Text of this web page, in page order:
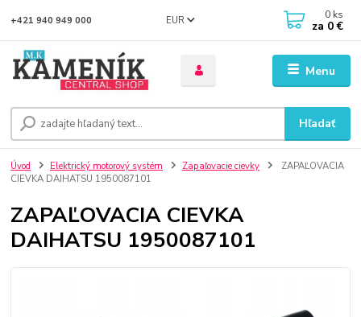
Menu
EUR
Hľadať
+421 940 949 000 0 ks
za 0 €
Úvod Elektrický motorový systém Zapaľovacie cievky
ZAPAĽOVACIA
CIEVKA DAIHATSU 1950087101
ZAPAĽOVACIA CIEVKA
DAIHATSU 1950087101